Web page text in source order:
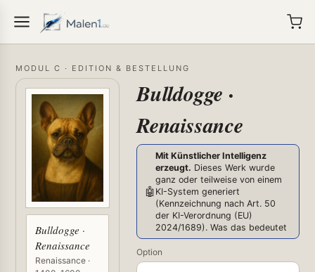
MODUL C · EDITION & BESTELLUNG
Bulldogge ·
Renaissance
Renaissance ·
Bulldogge ·
Renaissance
🤖
Mit Künstlicher Intelligenz
erzeugt. Dieses Werk wurde
ganz oder teilweise von einem
KI-System generiert
(Kennzeichnung nach Art. 50
der KI-Verordnung (EU)
2024/1689). Was das bedeutet
Option